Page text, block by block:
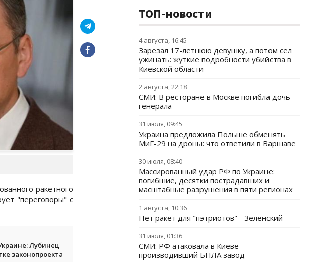
ракетного
"переговоры" с
Лубинец
законопроекта
ТОП-новости
4 августа, 16:45
Зарезал 17-летнюю девушку, а потом сел
ужинать: жуткие подробности убийства в
Киевской области
2 августа, 22:18
СМИ: В ресторане в Москве погибла дочь
генерала
31 июля, 09:45
Украина предложила Польше обменять
МиГ-29 на дроны: что ответили в Варшаве
30 июля, 08:40
Массированный удар РФ по Украине:
погибшие, десятки пострадавших и
масштабные разрушения в пяти регионах
1 августа, 10:36
Нет ракет для "пэтриотов" - Зеленский
31 июля, 01:36
СМИ: РФ атаковала в Киеве
производивший БПЛА завод